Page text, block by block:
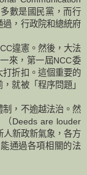
數是國民黨，而行
過，行政院和總統府
違憲。然後，大法
來，第一屆NCC委
打折扣。這個重要的
就被「程序問題」
制，不逾越法治。然
Deeds are louder
人新政新氣象，各方
通過各項相關的法